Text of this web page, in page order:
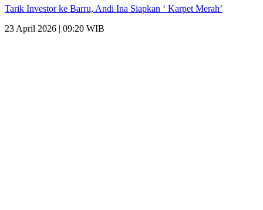
Tarik Investor ke Barru, Andi Ina Siapkan ‘ Karpet Merah’
23 April 2026 | 09:20 WIB